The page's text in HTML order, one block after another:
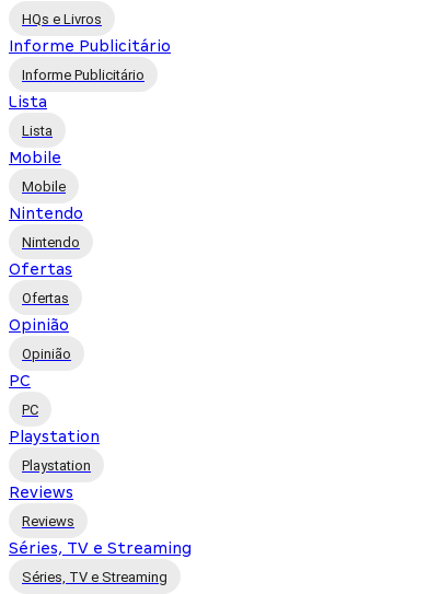
HQs e Livros
Informe Publicitário
Informe Publicitário
Lista
Lista
Mobile
Mobile
Nintendo
Nintendo
Ofertas
Ofertas
Opinião
Opinião
PC
PC
Playstation
Playstation
Reviews
Reviews
Séries, TV e Streaming
Séries, TV e Streaming